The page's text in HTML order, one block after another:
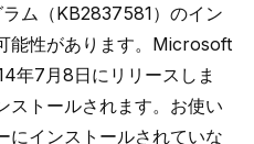
ム（KB2837581）のイン
能性があります。Microsoft
年7月8日にリリースしま
ストールされます。お使い
にインストールされていな